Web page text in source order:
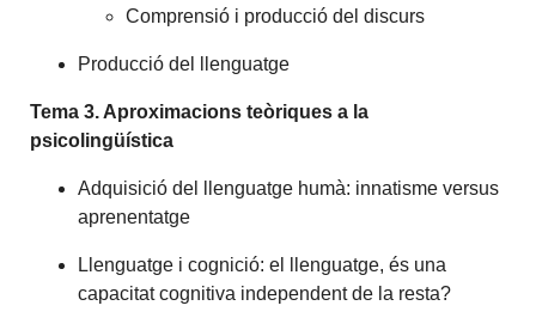
Comprensió i producció del discurs
Producció del llenguatge
Tema 3. Aproximacions teòriques a la
psicolingüística
Adquisició del llenguatge humà: innatisme versus
aprenentatge
Llenguatge i cognició: el llenguatge, és una
capacitat cognitiva independent de la resta?